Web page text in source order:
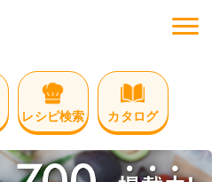
レシピ検索 カタログ